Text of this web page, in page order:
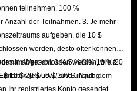
und Xbox verfügbar ist, müssen
Football 26 gleichzeitig spielen
im Vergleich zu den
teilnehmen. 100 %
Anzahl der Teilnahmen. 3. Je mehr
aufgeben, die 10 $
werden, desto öfter können
abgeschlossen werden, wie z.
usw., sind ungültig.
im Wert von 3 %/5 %/8 %/10 %/20
10 $/20 $/50 $/100 $. Nach dem
Ihr registriertes Konto gesendet.